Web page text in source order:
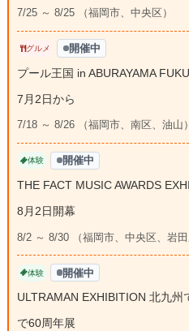
7/25 ～ 8/25 （福岡市、中央区）
グルメ 開催中
プール王国 in ABURAYAMA
7月2日から
7/18 ～ 8/26 （福岡市、南区、油山）
体験 開催中
THE FACT MUSIC AWARDS
8月2日開幕
8/2 ～ 8/30 （福岡市、中央区、岩田
体験 開催中
ULTRAMAN EXHIBITION 北九
で60周年展